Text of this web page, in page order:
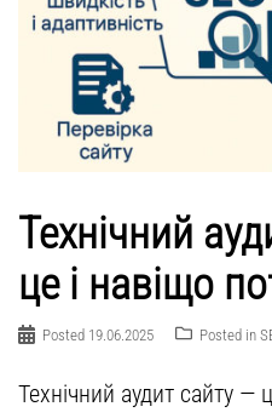
Технічний
це і навіщо
Posted 19.06.2025 Posted in
Технічний аудит сайту —